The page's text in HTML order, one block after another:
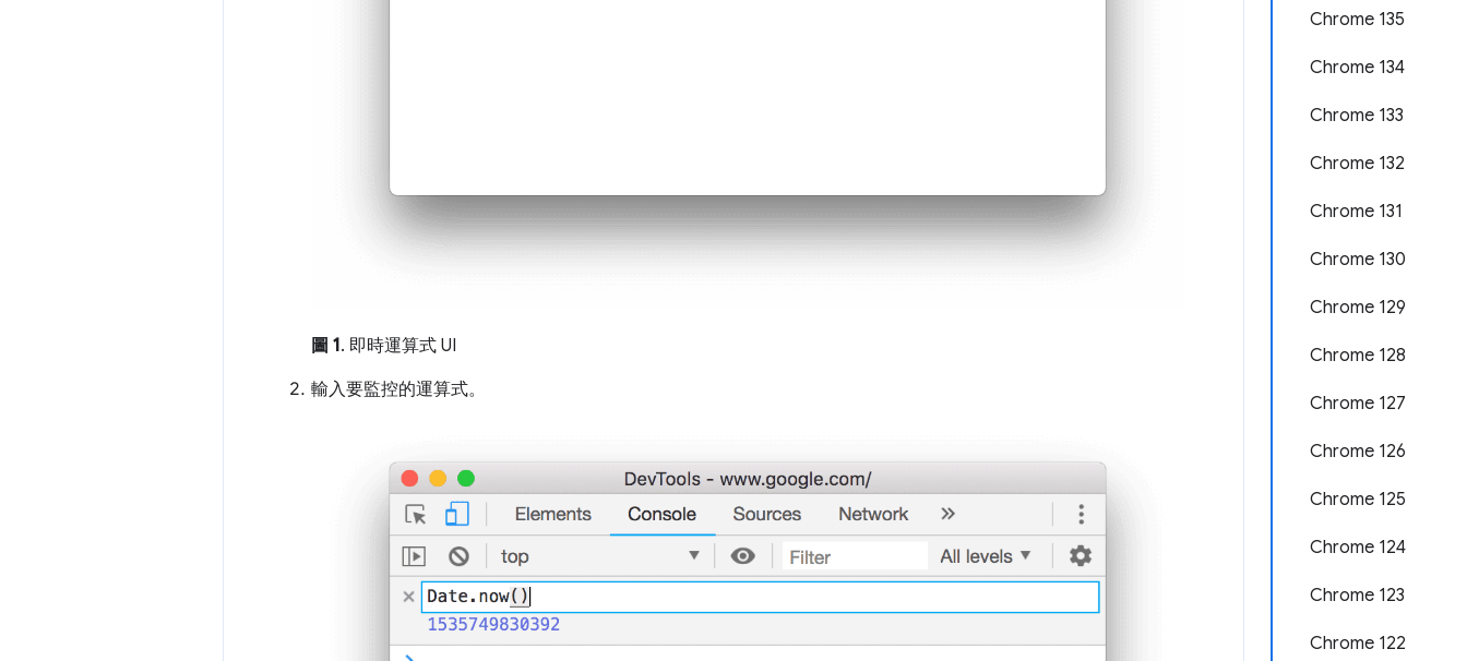
Chrome 135
Chrome 134
Chrome 133
Chrome 132
Chrome 131
Chrome 130
Chrome 129
Chrome 128
Chrome 127
Chrome 126
Chrome 125
Chrome 124
Chrome 123
Chrome 122
圖 1. 即時運算式 UI
輸入要監控的運算式。